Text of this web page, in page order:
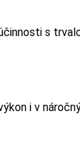
s
i v